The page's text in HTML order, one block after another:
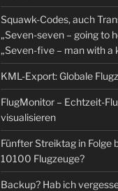
Squawk-Codes, auch
„Seven-seven – going to
„Seven-five – man with a
KML-Export: Globale
FlugMonitor – Echtzeit-
visualisieren
Fünfter Streiktag in Folge
10100 Flugzeuge?
Backup? Hab ich